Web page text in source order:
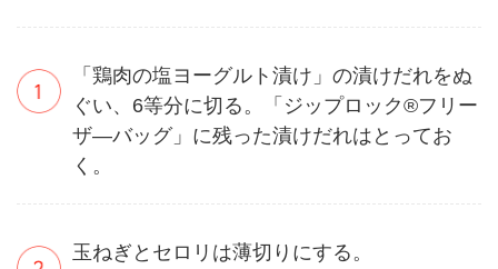
「鶏肉の塩ヨーグルト漬け」の漬けだれをぬ
ぐい、6等分に切る。「ジップロック®フリー
ザ―バッグ」に残った漬けだれはとってお
く。
玉ねぎとセロリは薄切りにする。